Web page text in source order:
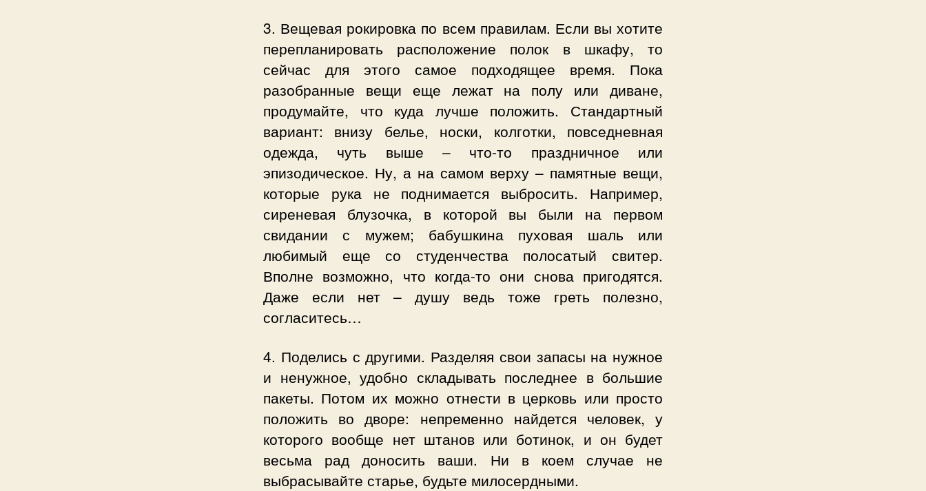
3. Вещевая рокировка по всем правилам. Если вы хотите
перепланировать расположение полок в шкафу, то
сейчас для этого самое подходящее время. Пока
разобранные вещи еще лежат на полу или диване,
продумайте, что куда лучше положить. Стандартный
вариант: внизу белье, носки, колготки, повседневная
одежда, чуть выше – что-то праздничное или
эпизодическое. Ну, а на самом верху – памятные вещи,
которые рука не поднимается выбросить. Например,
сиреневая блузочка, в которой вы были на первом
свидании с мужем; бабушкина пуховая шаль или
любимый еще со студенчества полосатый свитер.
Вполне возможно, что когда-то они снова пригодятся.
Даже если нет – душу ведь тоже греть полезно,
согласитесь…
4. Поделись с другими. Разделяя свои запасы на нужное
и ненужное, удобно складывать последнее в большие
пакеты. Потом их можно отнести в церковь или просто
положить во дворе: непременно найдется человек, у
которого вообще нет штанов или ботинок, и он будет
весьма рад доносить ваши. Ни в коем случае не
выбрасывайте старье, будьте милосердными.